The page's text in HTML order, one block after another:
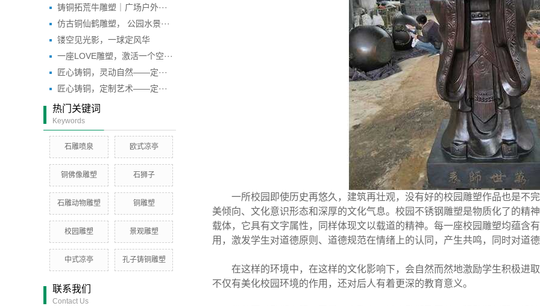
铸铜拓荒牛雕塑｜广场户外···
仿古铜仙鹤雕塑， 公园水景···
镂空见光影，一球定风华
一座LOVE雕塑，激活一个空···
匠心铸铜，灵动自然——定···
匠心铸铜，定制艺术——定···
热门关键词
Keywords
石雕喷泉 欧式凉亭
铜佛像雕塑 石狮子
石雕动物雕塑 铜雕塑
校园雕塑 景观雕塑
中式凉亭 孔子铸铜雕塑
联系我们
Contact Us
一所校园即使历史再悠久，建筑再壮观，没有好的校园雕塑作品也是不
美倾向、文化意识形态和深厚的文化气息。校园不锈钢雕塑是物质化了的精
载体，它具有文字属性，同样体现文以载道的精神。每一座校园雕塑均蕴含
用，激发学生对道德原则、道德规范在情绪上的认同，产生共鸣，同时对道
在这样的环境中，在这样的文化影响下，会自然而然地激励学生积极进
不仅有美化校园环境的作用，还对后人有着更深的教育意义。